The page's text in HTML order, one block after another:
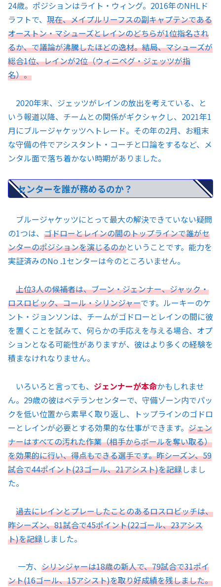
24歳。ポジションはライト・ウィング。2016年のNHLド
ラフトで、 現在、メイプルリーフスの副キャプテンである
オーストン・マシューズとレインのどちらが1位指名され
るか、で議論が沸騰したほどの逸材。結局、マシューズが
総合1位、レインが2位（ウィニペグ・ジェッツが指
名）。
2020年末、ジェッツがレインの放出を考えている、と
いう報道以降、チームとの関係がギクシャクし、2021年1
月にブルージャケッツへトレード。その年の2月、お粗末
な守備の件でアシスタント・コーチと口論をするなど、メ
ンタル面で落ち着かない時期がありました。
センターを誰が務めるのか？
ブルージャケッツにとって最大の解決できていない疑問
の1つは、 ゴドローとレインの間のトップラインで誰がセ
ンターのポジションを演じるのかということです。能力を
実証済みのNo .1センターは今のところいません。
上位3人の候補者は、ブーン・ジェンナー、ジャック・
ロスロビック、コール・シリンジャーです。ルーキーのケ
ント・ジョンソンは、チームがゴドローとレインの間に彼
を置くことを試みて、何らかの手応えを与える場合、オプ
ションとなる可能性がありますが、彼はより多くの経験を
積まなけれなりません。
いろいろと言っても、 ジェンナーが本命かもしれませ
ん。29歳の彼はベテランセンターで、守備ゾーン内でパッ
クを低い位置から素早く取り返し、トップラインのゴドロ
ーとレインが必要とする効果的な仕事ができます。 ジェン
ナーはすべての汚れた作業（相手からボールを奪い取る）
を効果的に行い、得点もできる選手です。昨シーズン、59
試合で44ポイント(23ゴール、21アシスト)を記録しまし
た。
過去にレインとプレーしたことのあるロスロビッチは、
昨シーズン、81試合で45ポイント(22ゴール、23アシス
ト)を記録しました。
一方、 シリンジャーは18歳の新人で、79試合で31ポイ
ント(16ゴール、15アシスト)を取り好成績を残しました。